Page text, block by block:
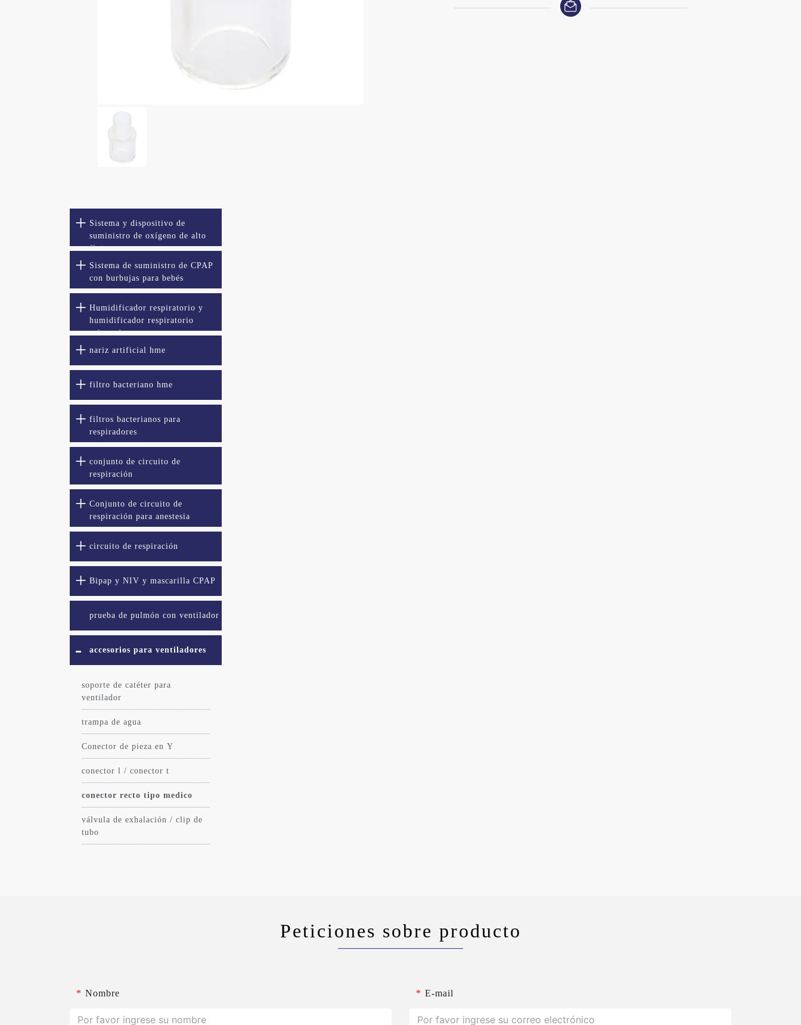
Sistema y dispositivo de
suministro de oxígeno de alto
flujo
Sistema de suministro de CPAP
con burbujas para bebés
Humidificador respiratorio y
humidificador respiratorio
calentado
nariz artificial hme
filtro bacteriano hme
filtros bacterianos para
respiradores
conjunto de circuito de
respiración
Conjunto de circuito de
respiración para anestesia
circuito de respiración
Bipap y NIV y mascarilla CPAP
prueba de pulmón con ventilador
accesorios para ventiladores
soporte de catéter para
ventilador
trampa de agua
Conector de pieza en Y
conector l / conector t
conector recto tipo medico
válvula de exhalación / clip de
tubo
Peticiones sobre producto
* Nombre * E-mail